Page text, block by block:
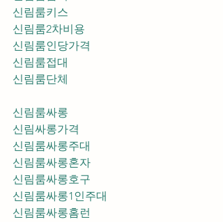
신림룸키스
신림룸2차비용
신림룸인당가격
신림룸접대
신림룸단체
신림룸싸롱
신림싸롱가격
신림룸싸롱주대
신림룸싸롱혼자
신림룸싸롱호구
신림룸싸롱1인주대
신림룸싸롱홈런